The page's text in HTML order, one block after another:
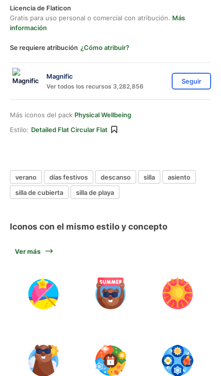
Licencia de Flaticon
Gratis para uso personal o comercial con atribución. Más
información
Se requiere atribución ¿Cómo atribuir?
Magnific
Ver todos los recursos 3,282,856
Seguir
Más iconos del pack Physical Wellbeing
Estilo: Detailed Flat Circular Flat
verano días festivos descanso silla
asiento
silla de cubierta
silla de playa
Iconos con el mismo estilo y concepto
Ver más